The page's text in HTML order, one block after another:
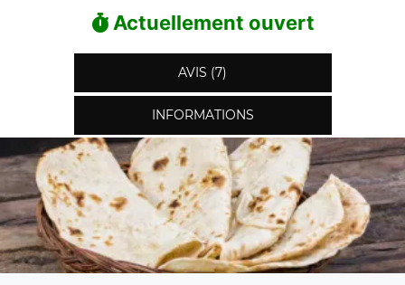
Actuellement ouvert
AVIS (7)
INFORMATIONS